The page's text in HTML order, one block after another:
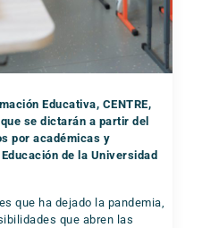
Educativa, CENTRE,
se dictarán a partir del
por académicas y
de la Universidad
que ha dejado la pandemia,
que abren las